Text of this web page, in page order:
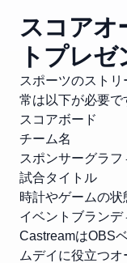
スコアオ
トプレ
スポーツのスト
常は以下が必要で
スコアボード
チーム名
スポンサーグラフ
試合タイトル
時計やゲームの
イベントブランデ
CastreamはOBS
ムデイに役立つ